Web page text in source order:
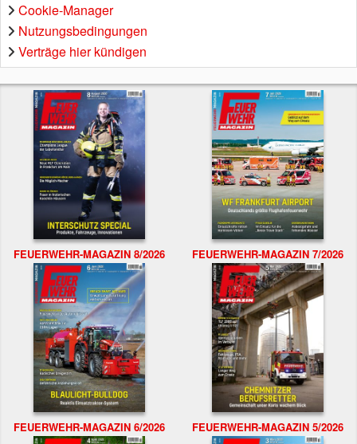
Cookie-Manager
Nutzungsbedingungen
Verträge hier kündigen
FEUERWEHR-MAGAZIN 8/2026 FEUERWEHR-MAGAZIN 7/2026
FEUERWEHR-MAGAZIN 6/2026 FEUERWEHR-MAGAZIN 5/2026